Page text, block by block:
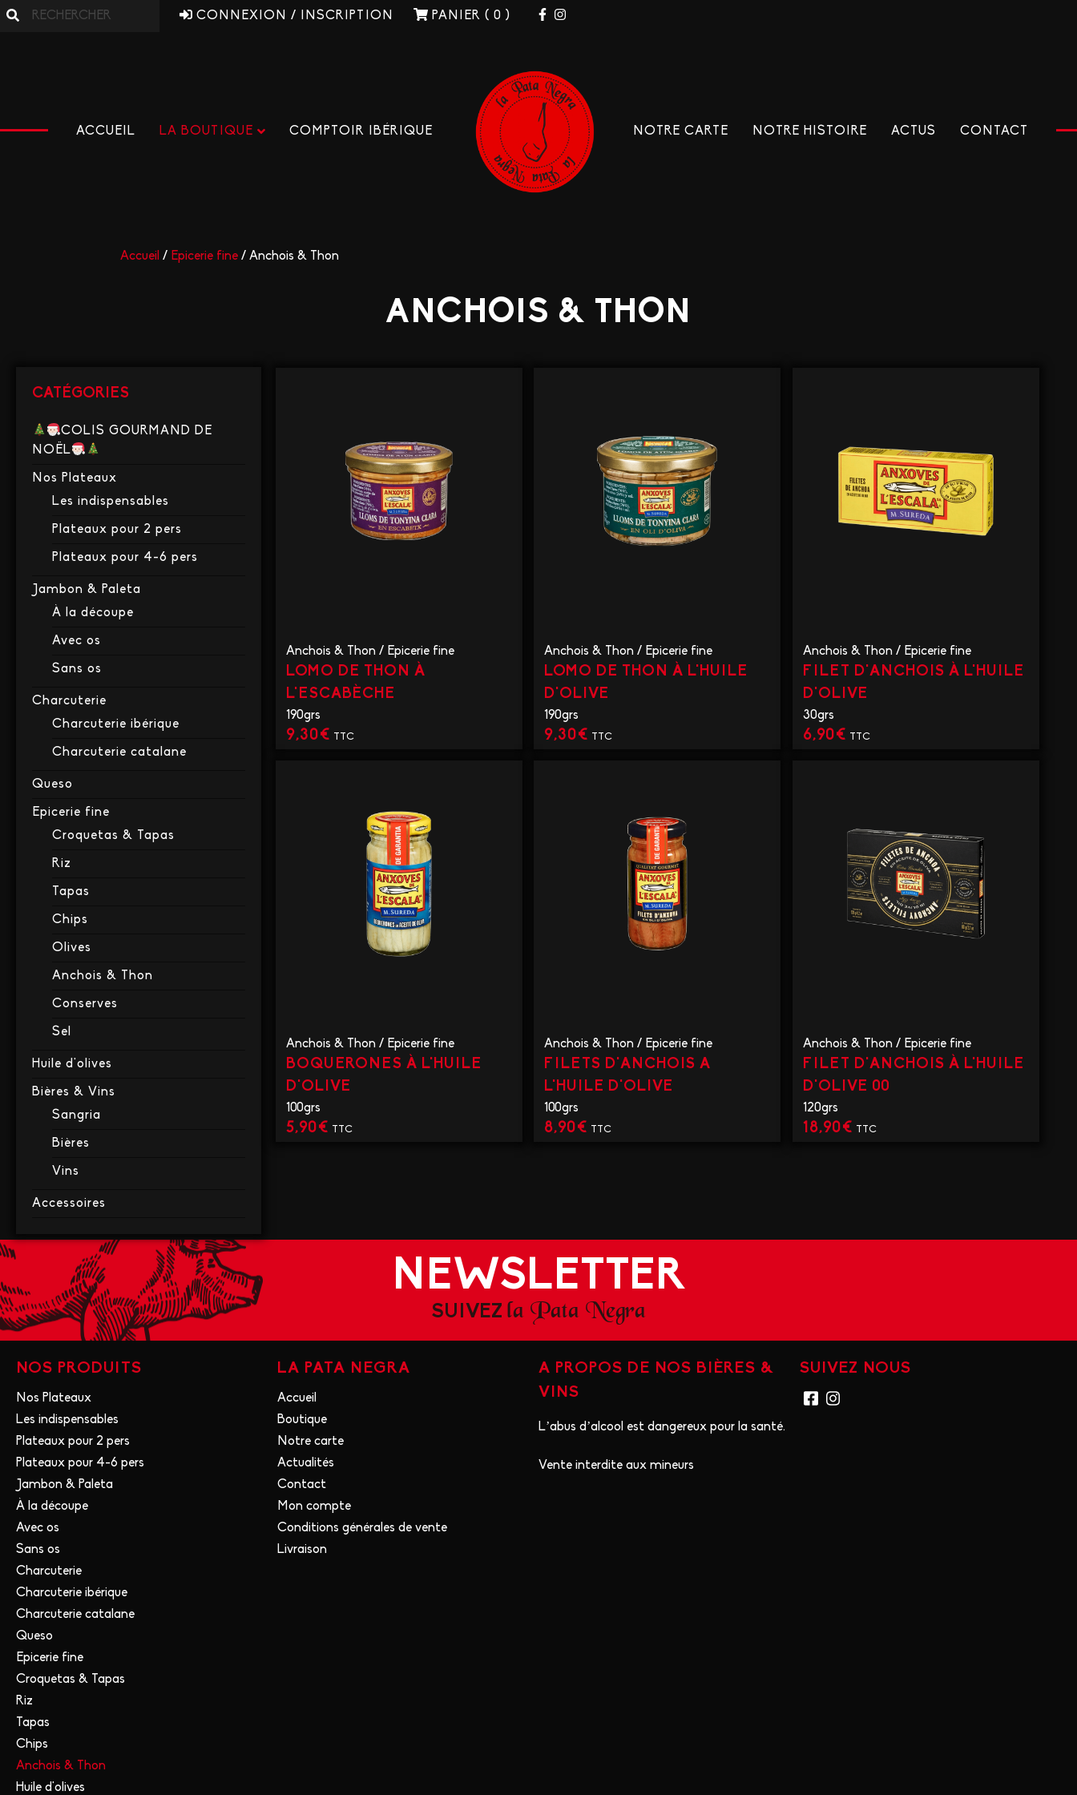
CONNEXION / INSCRIPTION PANIER ( 0 )
ACCUEIL LA BOUTIQUE COMPTOIR IBÉRIQUE NOTRE CARTE NOTRE HISTOIRE ACTUS CONTACT
Accueil / Epicerie fine / Anchois & Thon
ANCHOIS & THON
CATÉGORIES
COLIS GOURMAND DE
NOËL
Nos Plateaux
Les indispensables
Plateaux pour 2 pers
Plateaux pour 4-6 pers
Jambon & Paleta
À la découpe
Avec os
Sans os
Charcuterie
Charcuterie ibérique
Charcuterie catalane
Queso
Epicerie fine
Croquetas & Tapas
Riz
Tapas
Chips
Olives
Anchois & Thon
Conserves
Sel
Huile d'olives
Bières & Vins
Sangria
Bières
Vins
Accessoires
Anchois & Thon / Epicerie fine
LOMO DE THON À
L'ESCABÈCHE
190grs
9,30€ TTC
Anchois & Thon / Epicerie fine
LOMO DE THON À L'HUILE
D'OLIVE
190grs
9,30€ TTC
Anchois & Thon / Epicerie fine
FILET D'ANCHOIS À L'HUILE
D'OLIVE
30grs
6,90€ TTC
Anchois & Thon / Epicerie fine
BOQUERONES À L'HUILE
D'OLIVE
100grs
5,90€ TTC
Anchois & Thon / Epicerie fine
FILETS D'ANCHOIS A
L'HUILE D'OLIVE
100grs
8,90€ TTC
Anchois & Thon / Epicerie fine
FILET D'ANCHOIS À L'HUILE
D'OLIVE 00
120grs
18,90€ TTC
NEWSLETTER
SUIVEZ la Pata Negra
NOS PRODUITS
Nos Plateaux
Les indispensables
Plateaux pour 2 pers
Plateaux pour 4-6 pers
Jambon & Paleta
À la découpe
Avec os
Sans os
Charcuterie
Charcuterie ibérique
Charcuterie catalane
Queso
Epicerie fine
Croquetas & Tapas
Riz
Tapas
Chips
Anchois & Thon
Huile d'olives
LA PATA NEGRA
Accueil
Boutique
Notre carte
Actualités
Contact
Mon compte
Conditions générales de vente
Livraison
A PROPOS DE NOS BIÈRES &
VINS
L’abus d’alcool est dangereux pour la santé.
Vente interdite aux mineurs
SUIVEZ NOUS